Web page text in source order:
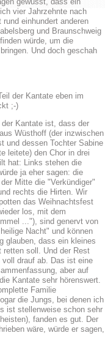
vier Jahrzehnte nach
einhundert anderen
und Braunschweig
würde, um die
Und doch geschah
der Kantate eben im
;-)
Kantate ist, dass der
Wüsthoff (der inzwischen
und dessen Tochter Sabine
leitete) den Chor in drei
hat: Links stehen die
ja eher sagen: die
Mitte die "Verkündiger"
rechts die Hirten. Wir
das Weihnachtsfest
los, mit dem
..."), sind genervt von
Nacht" und können
glauben, dass ein kleines
retten soll. Und der Rest
voll drauf ab. Das ist eine
aber auf
Kantate sehr hörenswert.
Familie
die Jungs, bei denen ich
ist stellenweise schon sehr
fanden es gut. Der
wäre, würde er sagen,